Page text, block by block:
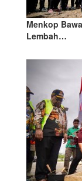
Menkop
Lembah…